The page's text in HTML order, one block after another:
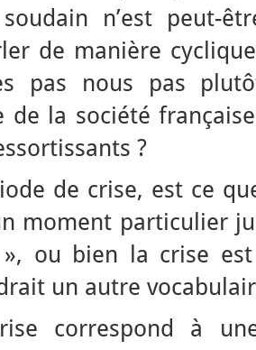
n’est peut-
de manière
pas nous pas
de la société
?
de crise, est ce
moment particulier
ou bien la crise
un autre
correspond à